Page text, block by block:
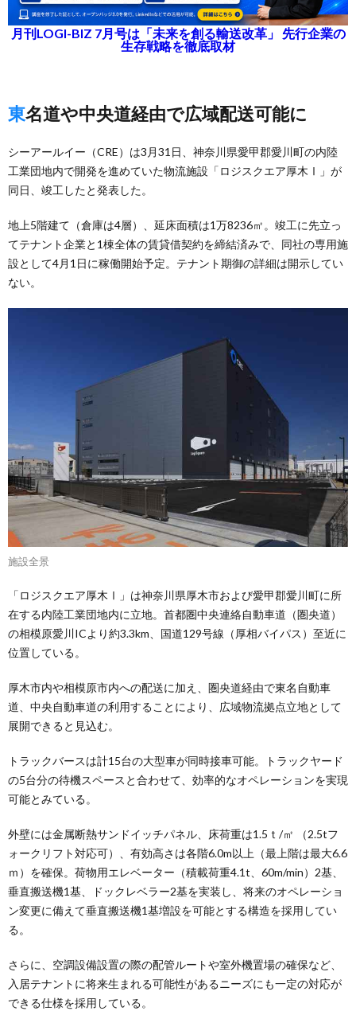
月刊LOGI-BIZ 7月号は「未来を創る輸送改革」 先行企業の
生存戦略を徹底取材
東名道や中央道経由で広域配送可能に
シーアールイー（CRE）は3月31日、神奈川県愛甲郡愛川町の内陸
工業団地内で開発を進めていた物流施設「ロジスクエア厚木Ⅰ」が
同日、竣工したと発表した。
地上5階建て（倉庫は4層）、延床面積は1万8236㎡。竣工に先立っ
てテナント企業と1棟全体の賃貸借契約を締結済みで、同社の専用施
設として4月1日に稼働開始予定。テナント期御の詳細は開示してい
ない。
施設全景
「ロジスクエア厚木Ⅰ」は神奈川県厚木市および愛甲郡愛川町に所
在する内陸工業団地内に立地。首都圏中央連絡自動車道（圏央道）
の相模原愛川ICより約3.3km、国道129号線（厚相バイパス）至近に
位置している。
厚木市内や相模原市内への配送に加え、圏央道経由で東名自動車
道、中央自動車道の利用することにより、広域物流拠点立地として
展開できると見込む。
トラックバースは計15台の大型車が同時接車可能。トラックヤード
の5台分の待機スペースと合わせて、効率的なオペレーションを実現
可能とみている。
外壁には金属断熱サンドイッチパネル、床荷重は1.5ｔ/㎡ （2.5tフ
ォークリフト対応可）、有効高さは各階6.0m以上（最上階は最大6.6
ｍ）を確保。荷物用エレベーター（積載荷重4.1t、60m/min）2基、
垂直搬送機1基、ドックレベラー2基を実装し、将来のオペレーショ
ン変更に備えて垂直搬送機1基増設を可能とする構造を採用してい
る。
さらに、空調設備設置の際の配管ルートや室外機置場の確保など、
入居テナントに将来生まれる可能性があるニーズにも一定の対応が
できる仕様を採用している。